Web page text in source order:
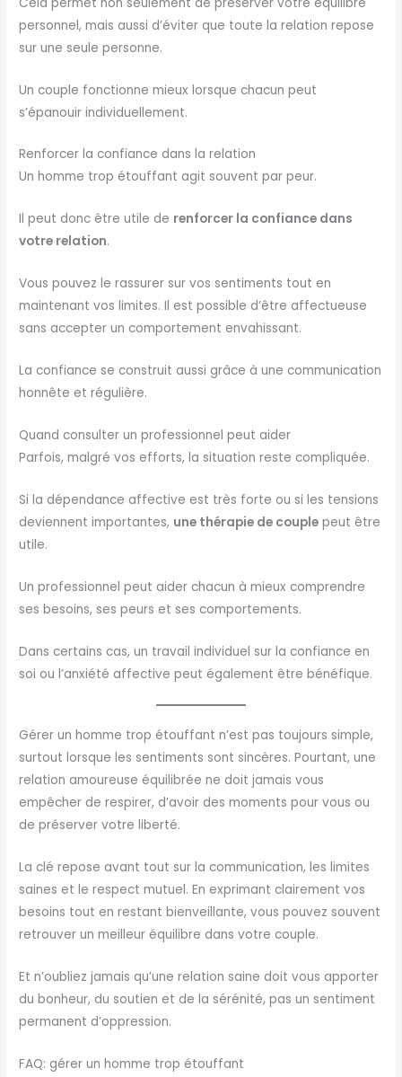
personnel, mais aussi d’éviter que toute la relation repose
sur une seule personne.
Un couple fonctionne mieux lorsque chacun peut
s’épanouir individuellement.
Renforcer la confiance dans la relation
Un homme trop étouffant agit souvent par peur.
Il peut donc être utile de renforcer la confiance dans
votre relation.
Vous pouvez le rassurer sur vos sentiments tout en
maintenant vos limites. Il est possible d’être affectueuse
sans accepter un comportement envahissant.
La confiance se construit aussi grâce à une communication
honnête et régulière.
Quand consulter un professionnel peut aider
Parfois, malgré vos efforts, la situation reste compliquée.
Si la dépendance affective est très forte ou si les tensions
deviennent importantes, une thérapie de couple peut être
utile.
Un professionnel peut aider chacun à mieux comprendre
ses besoins, ses peurs et ses comportements.
Dans certains cas, un travail individuel sur la confiance en
soi ou l’anxiété affective peut également être bénéfique.
Gérer un homme trop étouffant n’est pas toujours simple,
surtout lorsque les sentiments sont sincères. Pourtant, une
relation amoureuse équilibrée ne doit jamais vous
empêcher de respirer, d’avoir des moments pour vous ou
de préserver votre liberté.
La clé repose avant tout sur la communication, les limites
saines et le respect mutuel. En exprimant clairement vos
besoins tout en restant bienveillante, vous pouvez souvent
retrouver un meilleur équilibre dans votre couple.
Et n’oubliez jamais qu’une relation saine doit vous apporter
du bonheur, du soutien et de la sérénité, pas un sentiment
permanent d’oppression.
FAQ: gérer un homme trop étouffant